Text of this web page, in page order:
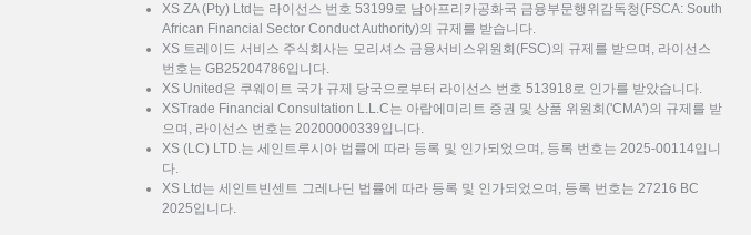
XS ZA (Pty) Ltd는 라이선스 번호 53199로 남아프리카공화국 금융부문행위감독청(FSCA: South
African Financial Sector Conduct Authority)의 규제를 받습니다.
XS 트레이드 서비스 주식회사는 모리셔스 금융서비스위원회(FSC)의 규제를 받으며, 라이선스
번호는 GB25204786입니다.
XS United은 쿠웨이트 국가 규제 당국으로부터 라이선스 번호 513918로 인가를 받았습니다.
XSTrade Financial Consultation L.L.C는 아랍에미리트 증권 및 상품 위원회('CMA')의 규제를 받
으며, 라이선스 번호는 20200000339입니다.
XS (LC) LTD.는 세인트루시아 법률에 따라 등록 및 인가되었으며, 등록 번호는 2025-00114입니
다.
XS Ltd는 세인트빈센트 그레나딘 법률에 따라 등록 및 인가되었으며, 등록 번호는 27216 BC
2025입니다.